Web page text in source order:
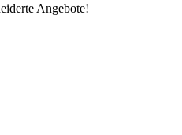
Angebote!